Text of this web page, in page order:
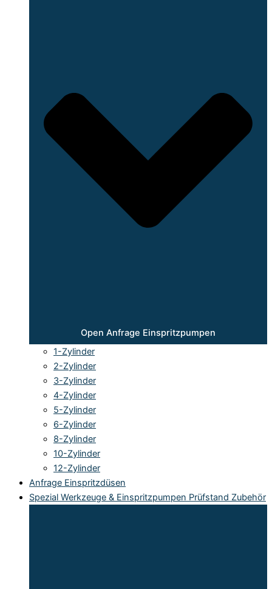
Open Anfrage Einspritzpumpen
1-Zylinder
2-Zylinder
3-Zylinder
4-Zylinder
5-Zylinder
6-Zylinder
8-Zylinder
10-Zylinder
12-Zylinder
Anfrage Einspritzdüsen
Spezial Werkzeuge & Einspritzpumpen Prüfstand Zubehör